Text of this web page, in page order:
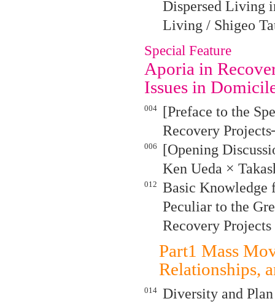
Dispersed Living
Living / Shigeo
Special Feature
Aporia in
Issues in
004
[Preface to the
Recovery
006
[Opening
Ken Ueda ×
012
Basic Knowledge
Peculiar to the
Recovery
Part1 Mass
Relationships,
014
Diversity and